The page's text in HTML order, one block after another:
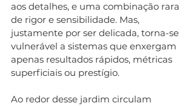
aos detalhes, e uma combinação rara
de rigor e sensibilidade. Mas,
justamente por ser delicada, torna-se
vulnerável a sistemas que enxergam
apenas resultados rápidos, métricas
superficiais ou prestígio.
Ao redor desse jardim circulam